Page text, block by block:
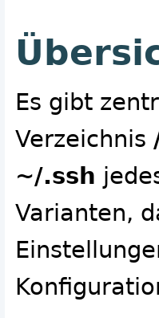
Es gibt
Verzeichnis
~/.ssh
Varianten,